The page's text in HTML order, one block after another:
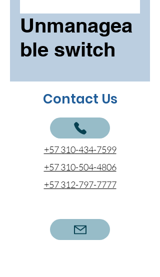
Unmanagea
ble switch
Contact Us
+57 310-434-7599
+57 310-504-4806
+57 312-797-7777